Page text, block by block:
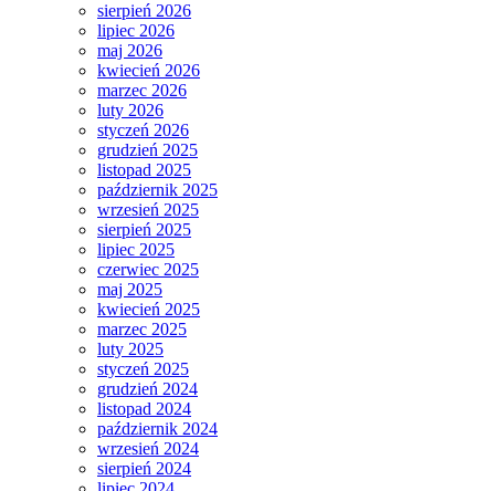
sierpień 2026
lipiec 2026
maj 2026
kwiecień 2026
marzec 2026
luty 2026
styczeń 2026
grudzień 2025
listopad 2025
październik 2025
wrzesień 2025
sierpień 2025
lipiec 2025
czerwiec 2025
maj 2025
kwiecień 2025
marzec 2025
luty 2025
styczeń 2025
grudzień 2024
listopad 2024
październik 2024
wrzesień 2024
sierpień 2024